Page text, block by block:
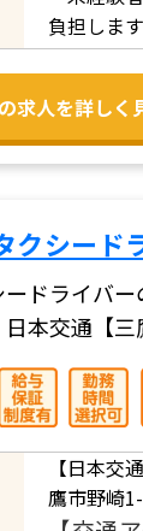
負担します
求人を詳しく
クシー
ドライバ
本交通【三
【日本交
鷹市野崎